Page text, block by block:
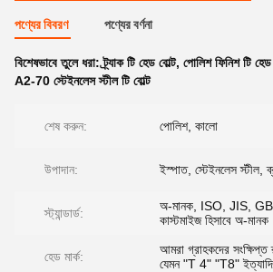
পণ্যের বিবরণ পণ্যের বর্ণনা
বিশেষভাবে তুলে ধরা:ট্র্যাক টি হেড বোল্ট, পোলিশ ফিনিশ টি হেড
A2-70 স্টেইনলেস স্টীল টি বোল্ট
শেষ করুন: পোলিশ, কালো
উপাদান: ইস্পাত, স্টেইনলেস স্টীল,
স্ট্যান্ডার্ড:
অ-মানক, ISO, JIS,
কাস্টমাইজ হিসাবে অ-মানক
হেড মার্ক:
আমরা গ্রাহকদের সংক্ষিপ্ত
যেমন "T 4" "T8" ইত্যাদি